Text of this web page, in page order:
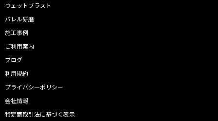
ウェットブラスト
バレル研磨
施工事例
ご利用案内
ブログ
利用規約
プライバシーポリシー
会社情報
特定商取引法に基づく表示